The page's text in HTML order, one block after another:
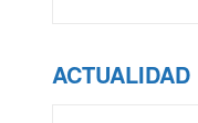
ACTUALIDAD